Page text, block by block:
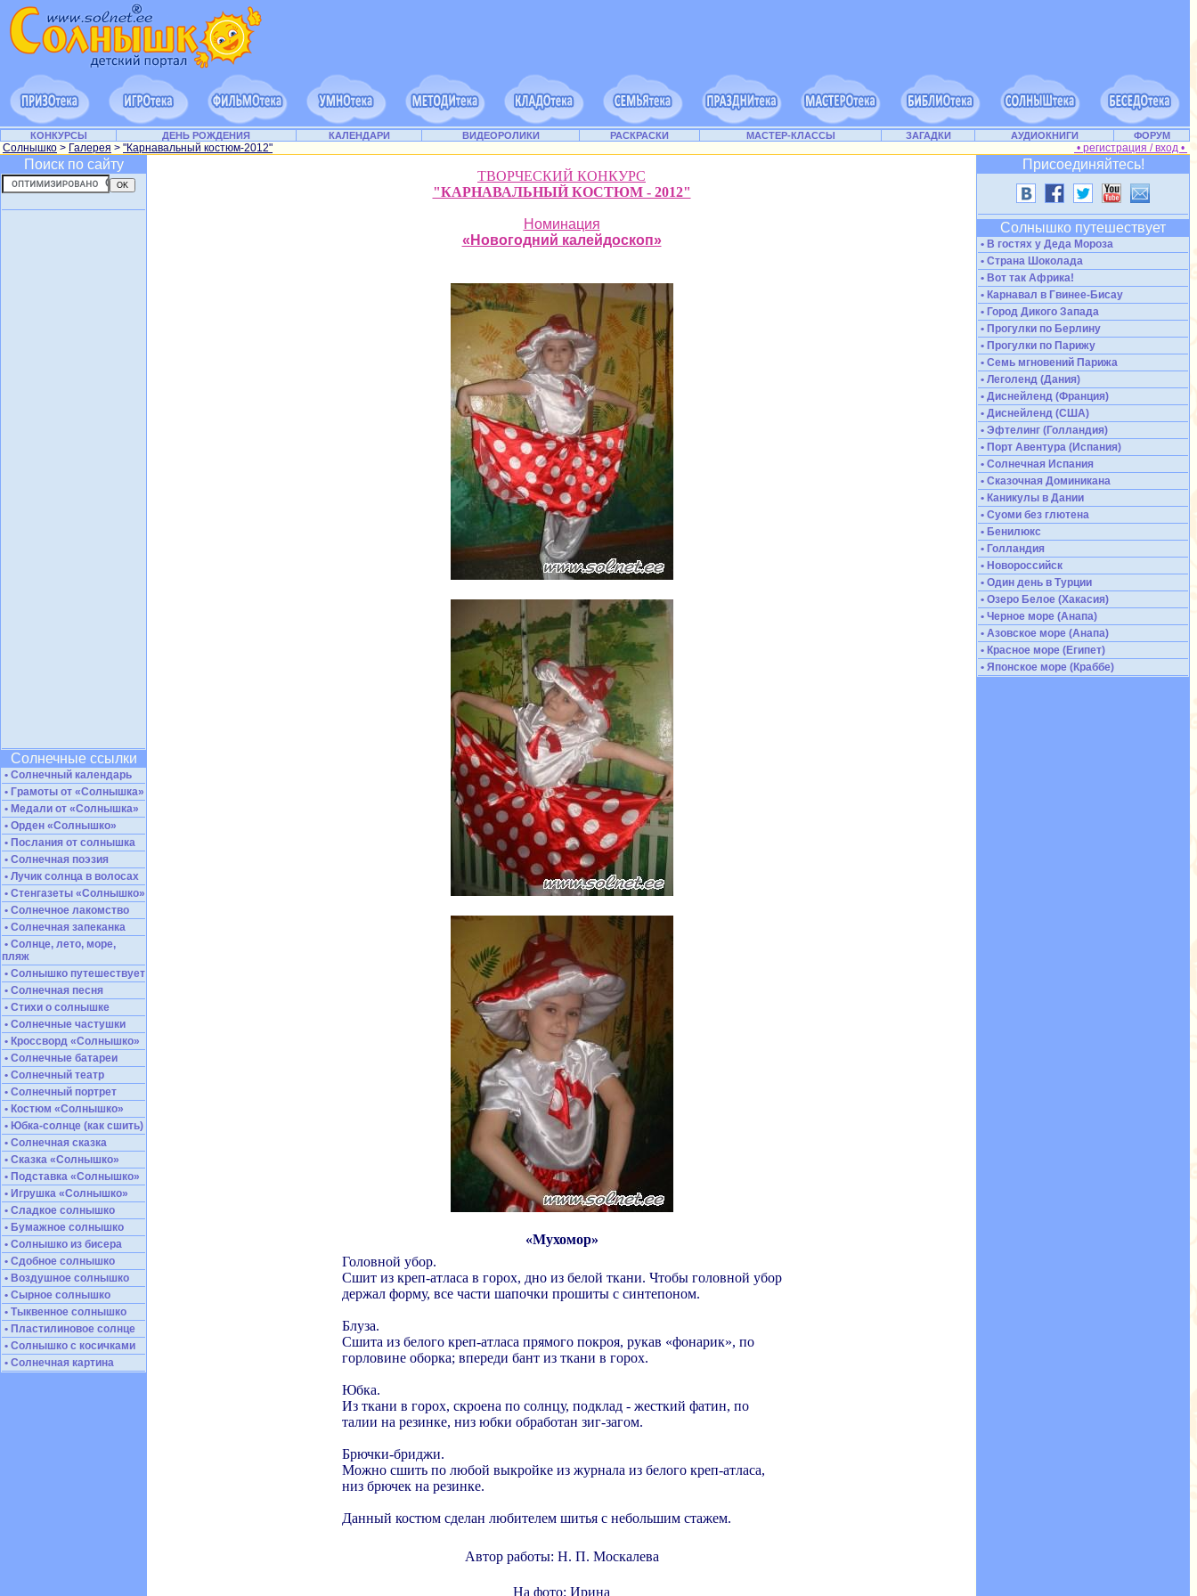
КОНКУРСЫ ДЕНЬ РОЖДЕНИЯ КАЛЕНДАРИ ВИДЕОРОЛИКИ РАСКРАСКИ МАСТЕР-КЛАССЫ ЗАГАДКИ АУДИОКНИГИ ФОРУМ
Солнышко > Галерея > "Карнавальный костюм-2012" • регистрация / вход •
Поиск по сайту
Солнечные ссылки
• Солнечный календарь
• Грамоты от «Солнышка»
• Медали от «Солнышка»
• Орден «Солнышко»
• Послания от солнышка
• Солнечная поэзия
• Лучик солнца в волосах
• Стенгазеты «Солнышко»
• Солнечное лакомство
• Солнечная запеканка
• Солнце, лето, море,
пляж
• Солнышко путешествует
• Солнечная песня
• Стихи о солнышке
• Солнечные частушки
• Кроссворд «Солнышко»
• Солнечные батареи
• Солнечный театр
• Солнечный портрет
• Костюм «Солнышко»
• Юбка-солнце (как сшить)
• Солнечная сказка
• Сказка «Солнышко»
• Подставка «Солнышко»
• Игрушка «Солнышко»
• Сладкое солнышко
• Бумажное солнышко
• Солнышко из бисера
• Сдобное солнышко
• Воздушное солнышко
• Сырное солнышко
• Тыквенное солнышко
• Пластилиновое солнце
• Солнышко с косичками
• Солнечная картина
ТВОРЧЕСКИЙ КОНКУРС
"КАРНАВАЛЬНЫЙ КОСТЮМ - 2012"
Номинация
«Новогодний калейдоскоп»
«Мухомор»
Головной убор.
Сшит из креп-атласа в горох, дно из белой ткани. Чтобы головной убор
держал форму, все части шапочки прошиты с синтепоном.
Блуза.
Сшита из белого креп-атласа прямого покроя, рукав «фонарик», по
горловине оборка; впереди бант из ткани в горох.
Юбка.
Из ткани в горох, скроена по солнцу, подклад - жесткий фатин, по
талии на резинке, низ юбки обработан зиг-загом.
Брючки-бриджи.
Можно сшить по любой выкройке из журнала из белого креп-атласа,
низ брючек на резинке.
Данный костюм сделан любителем шитья с небольшим стажем.
Автор работы: Н. П. Москалева
На фото: Ирина
Присоединяйтесь!
Солнышко путешествует
• В гостях у Деда Мороза
• Страна Шоколада
• Вот так Африка!
• Карнавал в Гвинее-Бисау
• Город Дикого Запада
• Прогулки по Берлину
• Прогулки по Парижу
• Семь мгновений Парижа
• Леголенд (Дания)
• Диснейленд (Франция)
• Диснейленд (США)
• Эфтелинг (Голландия)
• Порт Авентура (Испания)
• Солнечная Испания
• Сказочная Доминикана
• Каникулы в Дании
• Суоми без глютена
• Бенилюкс
• Голландия
• Новороссийск
• Один день в Турции
• Озеро Белое (Хакасия)
• Черное море (Анапа)
• Азовское море (Анапа)
• Красное море (Египет)
• Японское море (Краббе)